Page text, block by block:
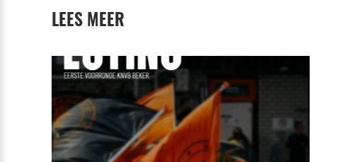
LEES MEER